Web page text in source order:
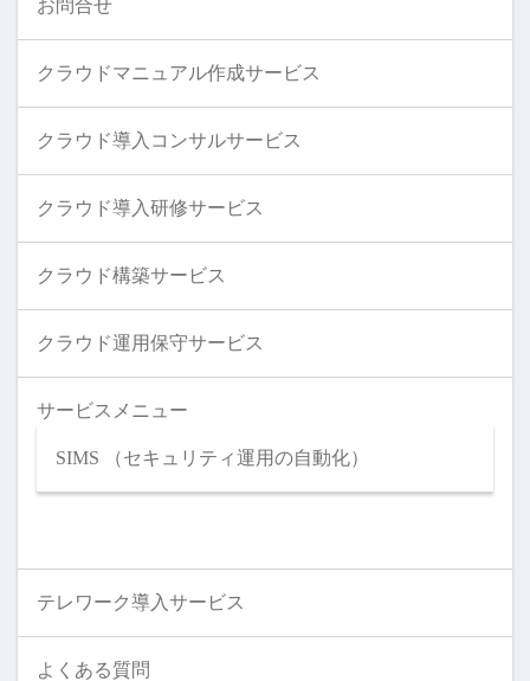
お問合せ
クラウドマニュアル作成サービス
クラウド導入コンサルサービス
クラウド導入研修サービス
クラウド構築サービス
クラウド運用保守サービス
サービスメニュー
SIMS （セキュリティ運用の自動化）
テレワーク導入サービス
よくある質問